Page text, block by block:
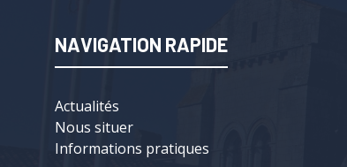
NAVIGATION RAPIDE
Actualités
Nous situer
Informations pratiques